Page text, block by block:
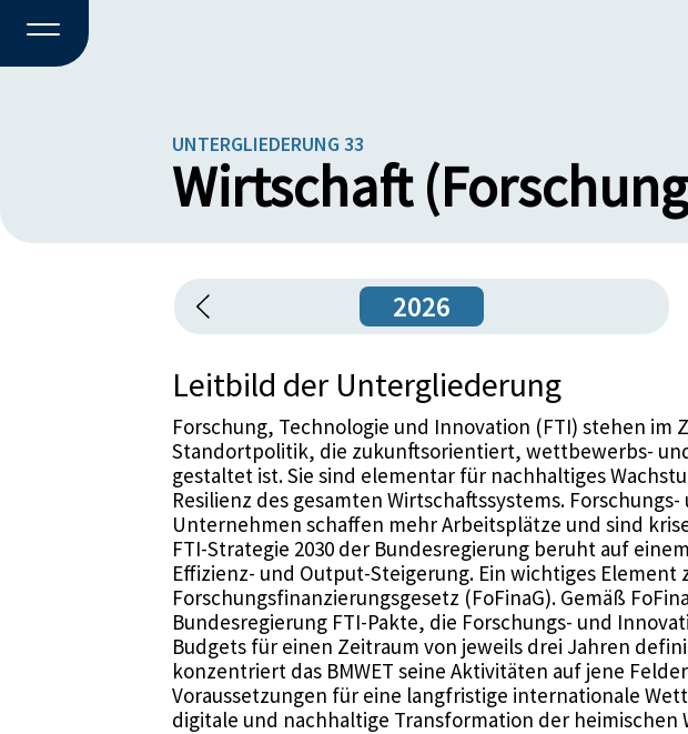
UNTERGLIEDERUNG 33
Wirtschaft
2026
Leitbild der Untergliederung
Forschung, Technologie und Innovation (FTI) stehen im
Standortpolitik, die zukunftsorientiert, wettbewerbs-
gestaltet ist. Sie sind elementar für nachhaltiges
Resilienz des gesamten Wirtschaftssystems.
Unternehmen schaffen mehr Arbeitsplätze und sind
FTI-Strategie 2030 der Bundesregierung beruht auf
Effizienz- und Output-Steigerung. Ein wichtiges Element
Forschungsfinanzierungsgesetz (FoFinaG). Gemäß
Bundesregierung FTI-Pakte, die Forschungs- und
Budgets für einen Zeitraum von jeweils drei Jahren
konzentriert das BMWET seine Aktivitäten auf jene
Voraussetzungen für eine langfristige internationale
digitale und nachhaltige Transformation der heimischen